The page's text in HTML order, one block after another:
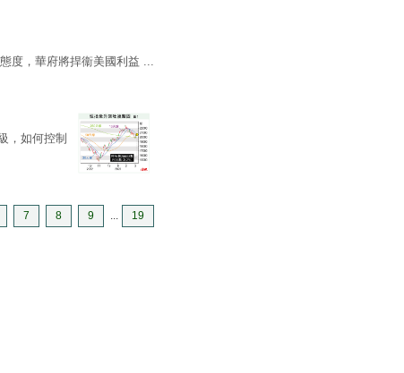
度，華府將捍衞美國利益 ...
，如何控制
7 8 9 19